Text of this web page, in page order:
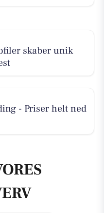
skaber unik
- Priser helt ned